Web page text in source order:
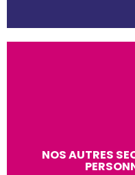
NOS AUTRES